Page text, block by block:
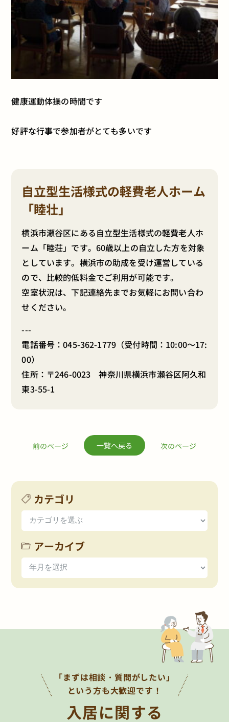
健康運動体操の時間です
好評な行事で参加者がとても多いです
自立型生活様式の軽費老人ホーム
「睦壮」
横浜市瀬谷区にある自立型生活様式の軽費老人ホ
ーム「睦荘」です。60歳以上の自立した方を対象
としています。横浜市の助成を受け運営している
ので、比較的低料金でご利用が可能です。
空室状況は、下記連絡先までお気軽にお問い合わ
せください。
---
電話番号：045-362-1779 （受付時間：10:00～17:
00）
住所：〒246-0023 神奈川県横浜市瀬谷区阿久和
東3-55-1
前のページ 一覧へ戻る 次のページ
カテゴリ
アーカイブ
「まずは相談・質問がしたい」
という方も大歓迎です！
入居に関する